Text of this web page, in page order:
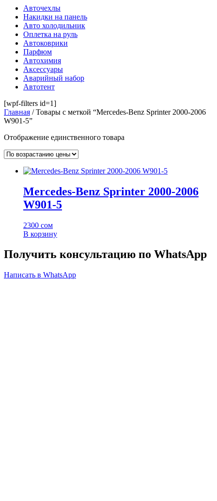
Авточехлы
Накидки на панель
Авто холодильник
Оплетка на руль
Автоковрики
Парфюм
Автохимия
Аксессуары
Аварийный набор
Автотент
[wpf-filters id=1]
Главная / Товары с меткой “Mercedes-Benz Sprinter 2000-2006
W901-5”
Отображение единственного товара
Mercedes-Benz Sprinter 2000-2006
W901-5
2300 сом
В корзину
Получить консультацию по WhatsApp
Написать в WhatsApp